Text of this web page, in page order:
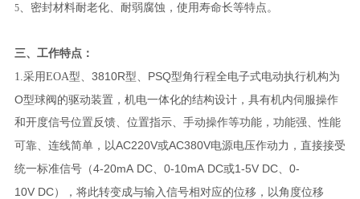
5、密封材料耐老化、耐弱腐蚀，使用寿命长等特点。
三、 工作特点：
1.采用EOA型、 3810R型、 PSQ型角行程全电子式电动执行机构为
O型球阀的驱动装置，机电一体化的结构设计，具有机内伺服操作
和开度信号位置反馈、位置指示、手动操作等功能，功能强、性能
可靠、连线简单，以AC220V或AC380V电源电压作动力，直接接受
统一标准信号（4-20mA DC、 0-10mA DC或1-5V DC、 0-
10V DC），将此转变成与输入信号相对应的位移，以角度位移